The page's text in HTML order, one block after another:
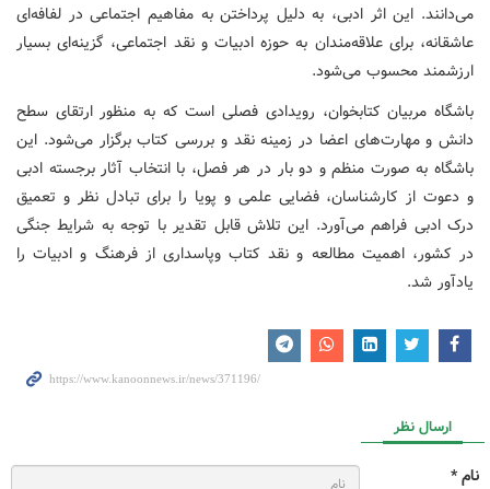
می‌دانند. این اثر ادبی، به دلیل پرداختن به مفاهیم اجتماعی در لفافه‌ای
عاشقانه، برای علاقه‌مندان به حوزه ادبیات و نقد اجتماعی، گزینه‌ای بسیار
ارزشمند محسوب می‌شود.
باشگاه مربیان کتابخوان، رویدادی فصلی است که به منظور ارتقای سطح
دانش و مهارت‌های اعضا در زمینه نقد و بررسی کتاب برگزار می‌شود. این
باشگاه به صورت منظم و دو بار در هر فصل، با انتخاب آثار برجسته ادبی
و دعوت از کارشناسان، فضایی علمی و پویا را برای تبادل نظر و تعمیق
درک ادبی فراهم می‌آورد. این تلاش قابل تقدیر با توجه به شرایط جنگی
در کشور، اهمیت مطالعه و نقد کتاب وپاسداری از فرهنگ و ادبیات را
یادآور شد.
ارسال نظر
نام *